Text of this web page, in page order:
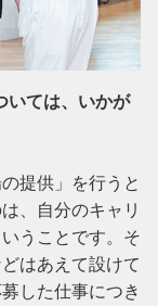
いては、いかが
提供」を行うと
、自分のキャリ
うことです。そ
はあえて設けて
した仕事につき